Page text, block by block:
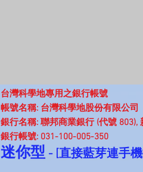
台灣科學地專用之銀行帳號
帳號名稱: 台灣科學地股份有限公司
銀行名稱: 聯邦商業銀行 (代號 803),
銀行帳號: 031-100-005-350
迷你型 - [直接藍芽連手